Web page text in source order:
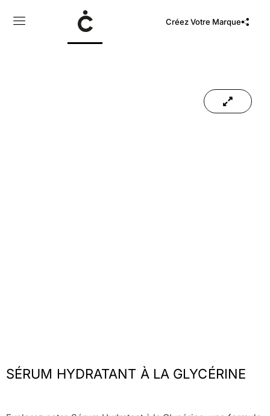
Créez Votre Marque
SÉRUM HYDRATANT À LA GLYCÉRINE